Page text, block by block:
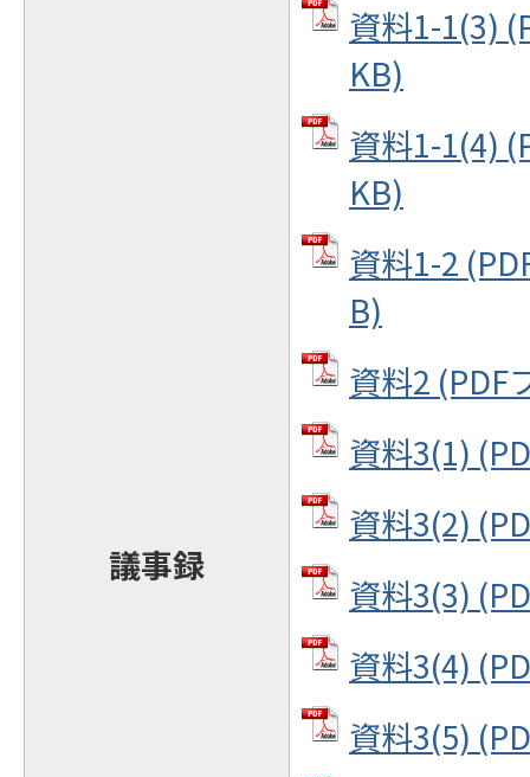
議事録
資料1-1(3)
KB)
資料1-1(4)
KB)
資料1-2
B)
資料2 (PDF
資料3(1)
資料3(2)
資料3(3)
資料3(4)
資料3(5)